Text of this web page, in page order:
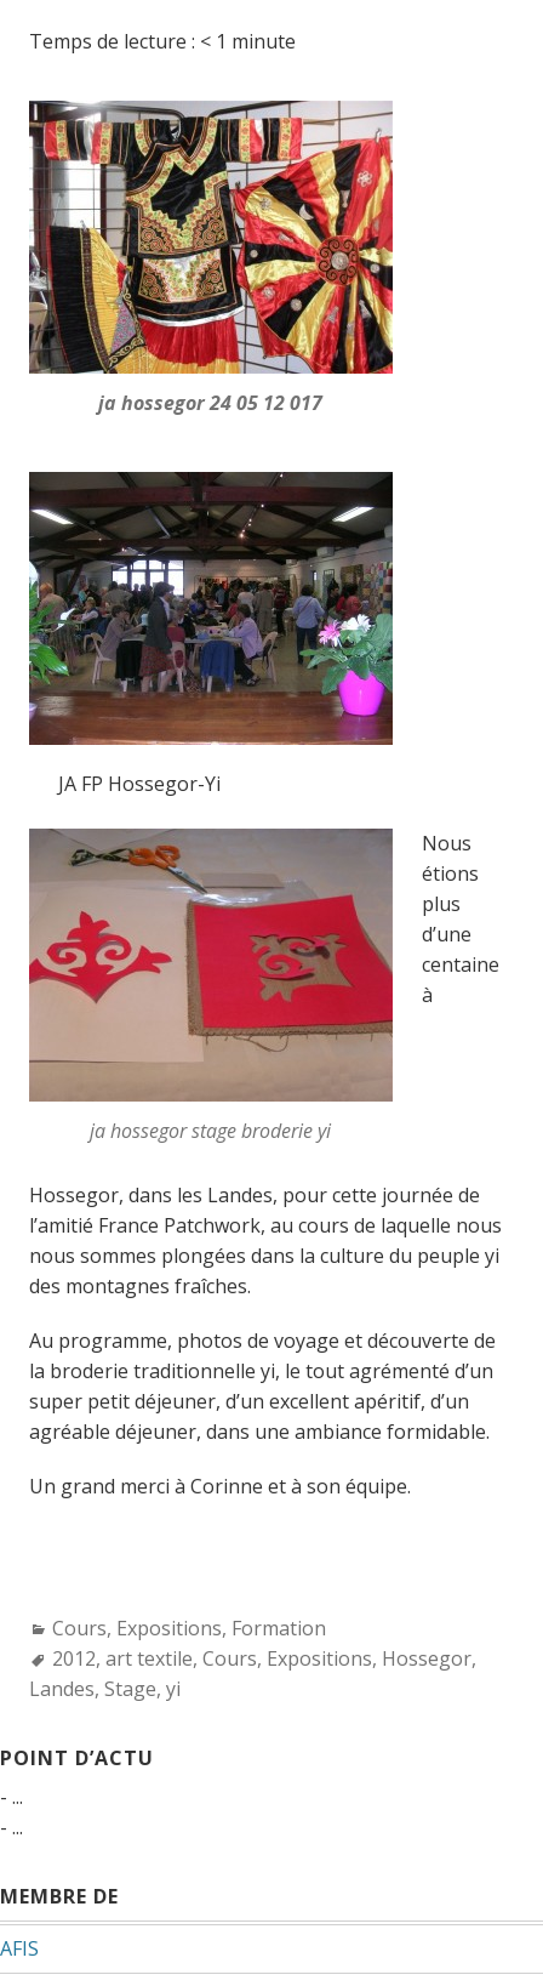
Temps de lecture : < 1 minute
ja hossegor 24 05 12 017
JA FP Hossegor-Yi
ja hossegor stage broderie yi
Nous
étions
plus
d’une
centaine
à
Hossegor, dans les Landes, pour cette journée de
l’amitié France Patchwork, au cours de laquelle nous
nous sommes plongées dans la culture du peuple yi
des montagnes fraîches.
Au programme, photos de voyage et découverte de
la broderie traditionnelle yi, le tout agrémenté d’un
super petit déjeuner, d’un excellent apéritif, d’un
agréable déjeuner, dans une ambiance formidable.
Un grand merci à Corinne et à son équipe.
Categories:
Cours, Expositions, Formation
Tags:
2012, art textile, Cours, Expositions, Hossegor,
Landes, Stage, yi
POINT D’ACTU
- ...
- ...
MEMBRE DE
AFIS